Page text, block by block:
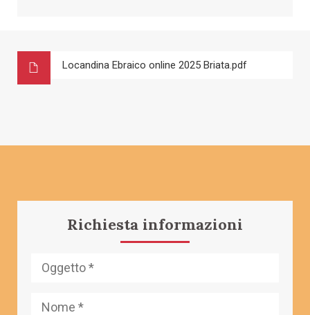
Locandina Ebraico online 2025 Briata.pdf
Richiesta informazioni